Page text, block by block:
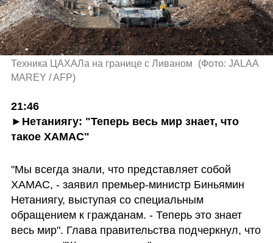
Техника ЦАХАЛа на границе с Ливаном (Фото: JALAA
MAREY / AFP)
21:46
►Нетаниягу: "Теперь весь мир знает, что
такое ХАМАС"
"Мы всегда знали, что представляет собой
ХАМАС, - заявил премьер-министр Биньямин
Нетаниягу, выступая со специальным
обращением к гражданам. - Теперь это знает
весь мир". Глава правительства подчеркнул, что